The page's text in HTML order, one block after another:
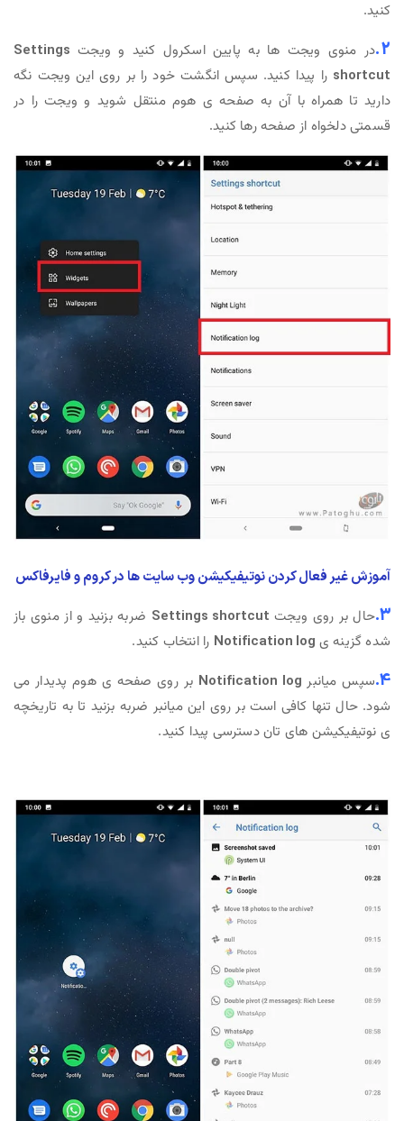
کنید.
2. در منوی ویجت ها به پایین اسکرول کنید و ویجت Settings
shortcut را پیدا کنید. سپس انگشت خود را بر روی این ویجت نگه
دارید تا همراه با آن به صفحه ی هوم منتقل شوید و ویجت را در
قسمتی دلخواه از صفحه رها کنید.
آموزش غیر فعال کردن نوتیفیکیشن وب سایت ها در کروم و فایرفاکس
3. حال بر روی ویجت Settings shortcut ضربه بزنید و از منوی باز
شده گزینه ی Notification log را انتخاب کنید.
4. سپس میانبر Notification log بر روی صفحه ی هوم پدیدار می
شود. حال تنها کافی است بر روی این میانبر ضربه بزنید تا به تاریخچه
ی نوتیفیکیشن های تان دسترسی پیدا کنید.